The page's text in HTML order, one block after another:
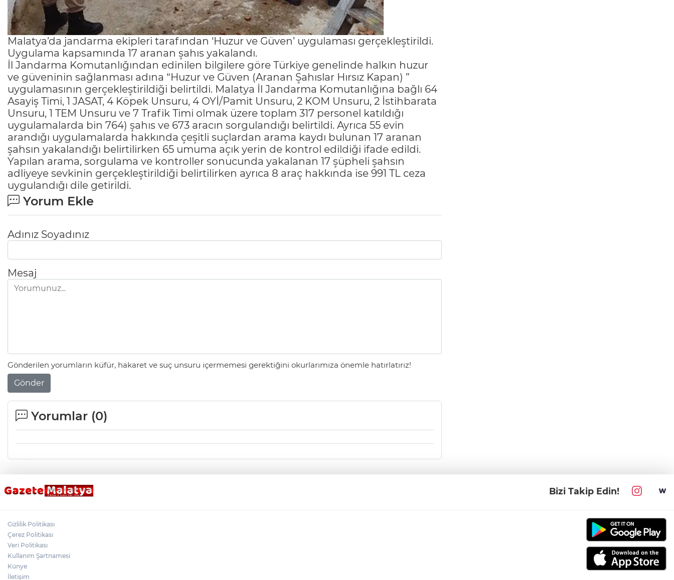
Malatya’da jandarma ekipleri tarafından ‘Huzur ve Güven’ uygulaması gerçekleştirildi.
Uygulama kapsamında 17 aranan şahıs yakalandı.
İl Jandarma Komutanlığından edinilen bilgilere göre Türkiye genelinde halkın huzur
ve güveninin sağlanması adına “Huzur ve Güven (Aranan Şahıslar Hırsız Kapan) ”
uygulamasının gerçekleştirildiği belirtildi. Malatya İl Jandarma Komutanlığına bağlı 64
Asayiş Timi, 1 JASAT, 4 Köpek Unsuru, 4 OYİ/Pamit Unsuru, 2 KOM Unsuru, 2 İstihbarata
Unsuru, 1 TEM Unsuru ve 7 Trafik Timi olmak üzere toplam 317 personel katıldığı
uygulamalarda bin 764) şahıs ve 673 aracın sorgulandığı belirtildi. Ayrıca 55 evin
arandığı uygulamalarda hakkında çeşitli suçlardan arama kaydı bulunan 17 aranan
şahsın yakalandığı belirtilirken 65 umuma açık yerin de kontrol edildiği ifade edildi.
Yapılan arama, sorgulama ve kontroller sonucunda yakalanan 17 şüpheli şahsın
adliyeye sevkinin gerçekleştirildiği belirtilirken ayrıca 8 araç hakkında ise 991 TL ceza
uygulandığı dile getirildi.
Yorum Ekle
Adınız Soyadınız
Mesaj
Gönderilen yorumların küfür, hakaret ve suç unsuru içermemesi gerektiğini okurlarımıza önemle hatırlatırız!
Gönder
Yorumlar (0)
Bizi Takip Edin!
Gizlilik Politikası
Çerez Politikası
Veri Politikası
Kullanım Şartnamesi
Künye
İletişim